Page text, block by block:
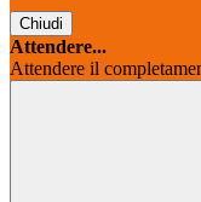
Chiudi
Attendere...
Attendere il